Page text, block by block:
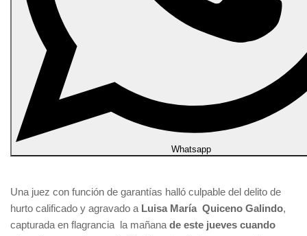
Whatsapp
Una juez con función de garantías halló culpable del delito de
hurto calificado y agravado a Luisa María Quiceno Galindo,
capturada en flagrancia la mañana de este jueves cuando